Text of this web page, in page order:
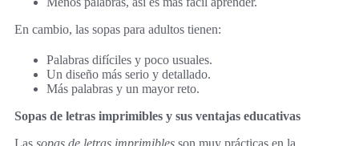
En cambio, las sopas para adultos tienen:
Palabras difíciles y poco usuales.
Un diseño más serio y detallado.
Más palabras y un mayor reto.
Sopas de letras imprimibles y sus ventajas educativas
Las sopas de letras imprimibles son muy prácticas en la